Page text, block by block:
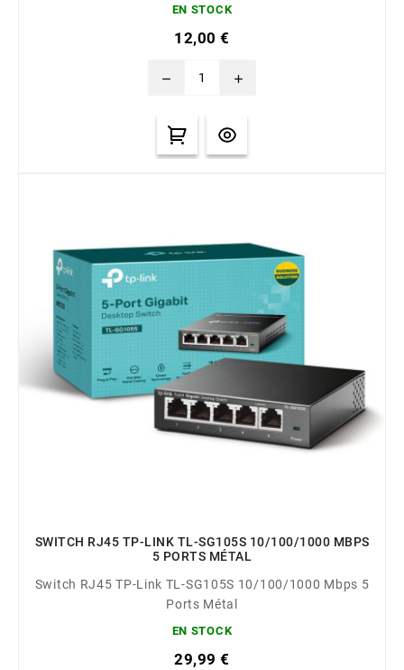
Plug-and-Play, aucune configuration requise Garantie
EN STOCK
12,00 €
remove add
SWITCH RJ45 TP-LINK TL-SG105S 10/100/1000 MBPS
5 PORTS MÉTAL
Switch RJ45 TP-Link TL-SG105S 10/100/1000 Mbps 5
Ports Métal
EN STOCK
29,99 €